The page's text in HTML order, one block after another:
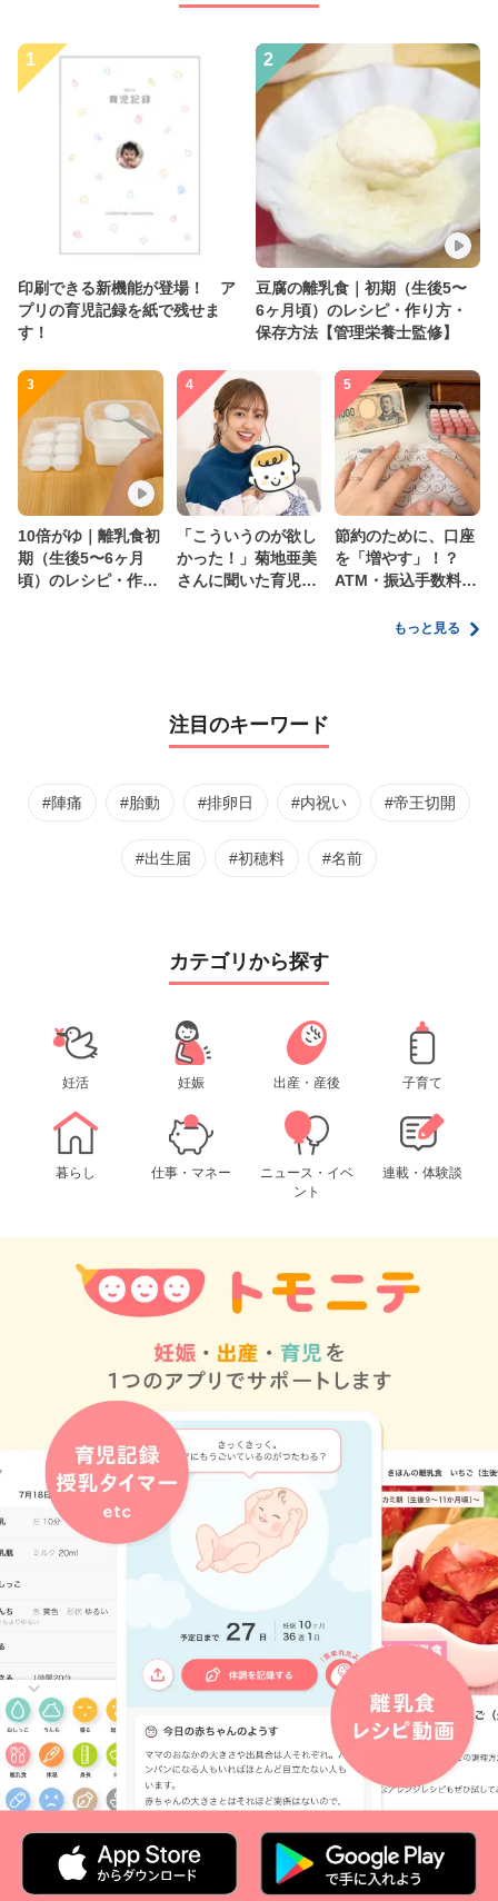
1
印刷できる新機能が登場！ ア
プリの育児記録を紙で残せま
す！
2
豆腐の離乳食｜初期（生後5〜
6ヶ月頃）のレシピ・作り方・
保存方法【管理栄養士監修】
3
10倍がゆ｜離乳食初
期（生後5〜6ヶ月
頃）のレシピ・作り
4
「こういうのが欲し
かった！」菊地亜美
さんに聞いた育児
5
節約のために、口座
を「増やす」！？
ATM・振込手数料の
家計管理術もっと見る
注目のキーワード
#陣痛 #胎動 #排卵日 #内祝い #帝王切開
#出生届 #初穂料 #名前
カテゴリから探す
妊活 妊娠 出産・産後 子育て
暮らし 仕事・マネー
ニュース・イベ
ント
連載・体験談